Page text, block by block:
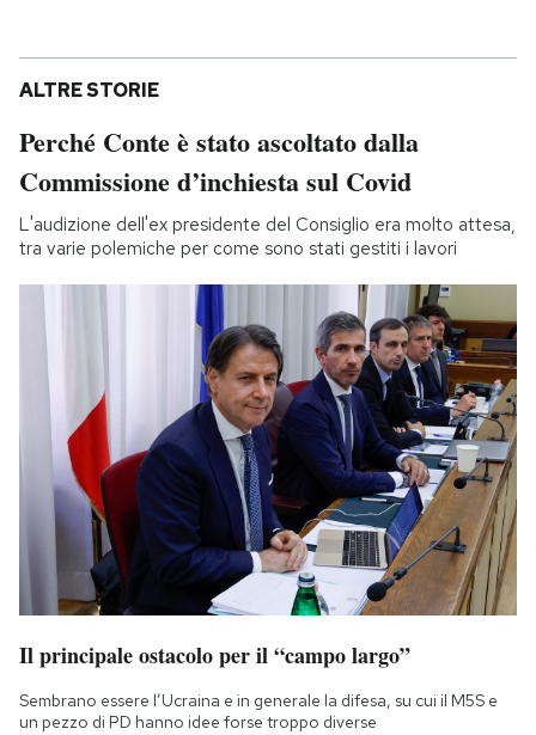
ALTRE STORIE
Perché Conte è stato ascoltato dalla
Commissione d’inchiesta sul Covid
L'audizione dell'ex presidente del Consiglio era molto attesa,
tra varie polemiche per come sono stati gestiti i lavori
Il principale ostacolo per il “campo largo”
Sembrano essere l’Ucraina e in generale la difesa, su cui il M5S e
un pezzo di PD hanno idee forse troppo diverse